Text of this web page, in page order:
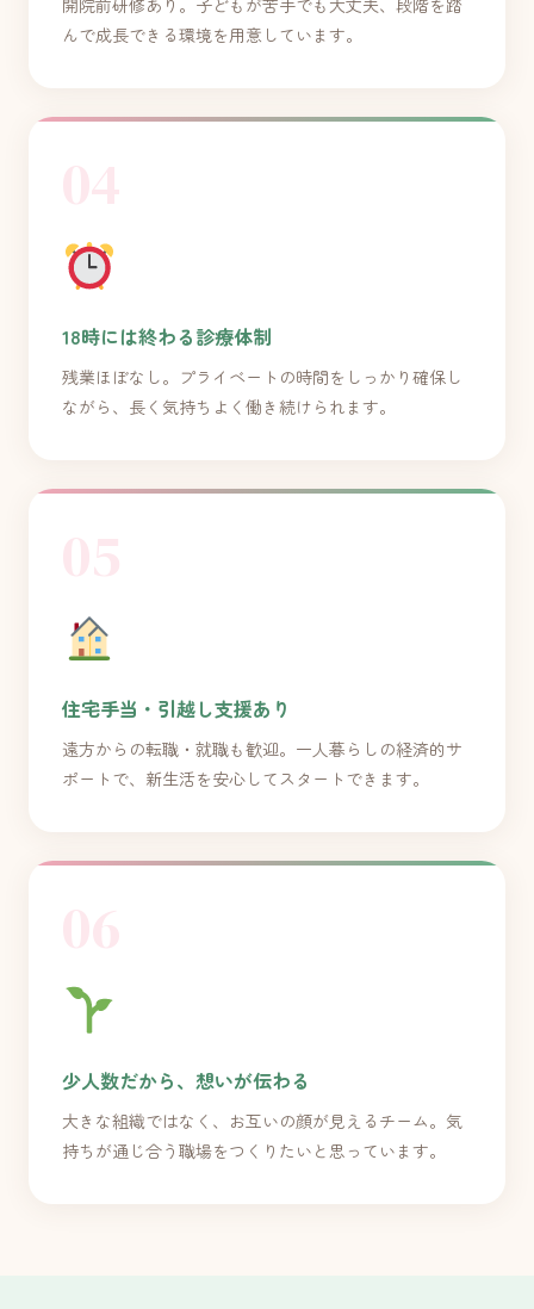
開院前研修あり。子どもが苦手でも大丈夫、段階を踏
んで成長できる環境を用意しています。
18時には終わる診療体制
残業ほぼなし。プライベートの時間をしっかり確保し
ながら、長く気持ちよく働き続けられます。
住宅手当・引越し支援あり
遠方からの転職・就職も歓迎。一人暮らしの経済的サ
ポートで、新生活を安心してスタートできます。
少人数だから、想いが伝わる
大きな組織ではなく、お互いの顔が見えるチーム。気
持ちが通じ合う職場をつくりたいと思っています。